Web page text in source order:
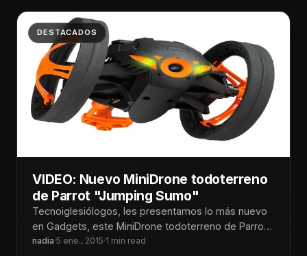
DESTACADOS
VIDEO: Nuevo MiniDrone todoterreno
de Parrot "Jumping Sumo"
Tecnoiglesiólogos, les presentamos lo más nuevo
en Gadgets, este MiniDrone todoterreno de Parrot
"Jumping Sumo". Graba en HD
nadia·5 ene., 2015·1 min read